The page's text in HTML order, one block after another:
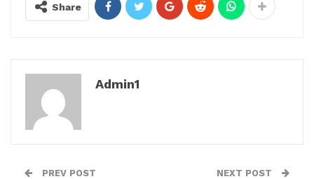
Share
Admin1
PREV POST NEXT POST